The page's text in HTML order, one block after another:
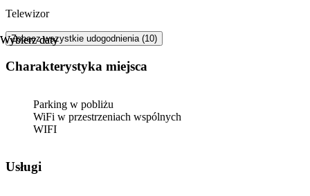
Wybierz daty
Wybierz daty
Telewizor
Zobacz wszystkie udogodnienia (10)
Charakterystyka miejsca
Parking w pobliżu
WiFi w przestrzeniach wspólnych
WIFI
Usługi